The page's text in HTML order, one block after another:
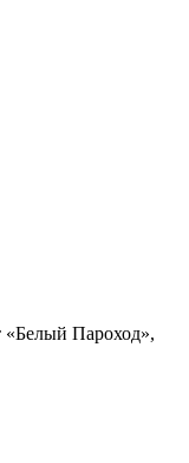
«Белый Пароход»,